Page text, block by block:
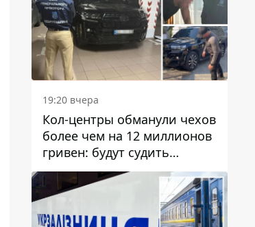
19:20 вчера
Кол-центры обманули чехов
более чем на 12 миллионов
гривен: будут судить
днепрянина,
организовавшего
транснациональную
преступную организацию